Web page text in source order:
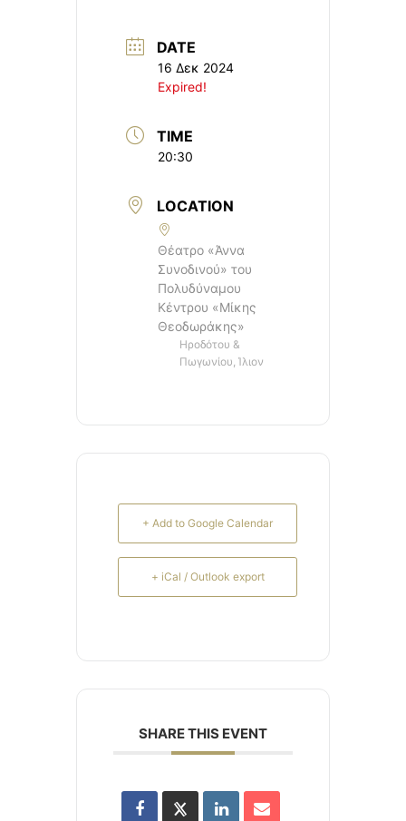
DATE
16 Δεκ 2024
Expired!
TIME
20:30
LOCATION
Θέατρο «Άννα
Συνοδινού» του
Πολυδύναμου
Κέντρου «Μίκης
Θεοδωράκης»
Ηροδότου &
Πωγωνίου, Ίλιον
+ Add to Google Calendar
+ iCal / Outlook export
SHARE THIS EVENT